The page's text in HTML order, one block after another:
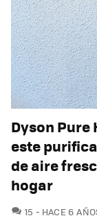
Dyson Pure
este
de aire
hogar
15 HACE 6